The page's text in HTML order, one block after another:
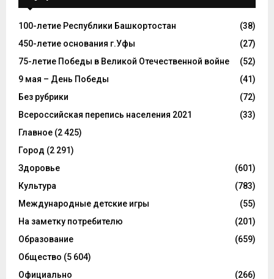
100-летие Республики Башкортостан
(38)
450-летие основания г.Уфы
(27)
75-летие Победы в Великой Отечественной войне
(52)
9 мая – День Победы
(41)
Без рубрики
(72)
Всероссийская перепись населения 2021
(33)
Главное (2 425)
Город (2 291)
Здоровье
(601)
Культура
(783)
Международные детские игры
(55)
На заметку потребителю
(201)
Образование
(659)
Общество (5 604)
Официально
(266)